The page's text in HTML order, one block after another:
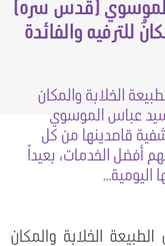
(قُدس سره)
للترفيه والفائدة
الخلابة والمكان
عباس الموسوي
قاصدينها من كل
أفضل الخدمات، بعيداً
اليومية...
الخلابة والمكان